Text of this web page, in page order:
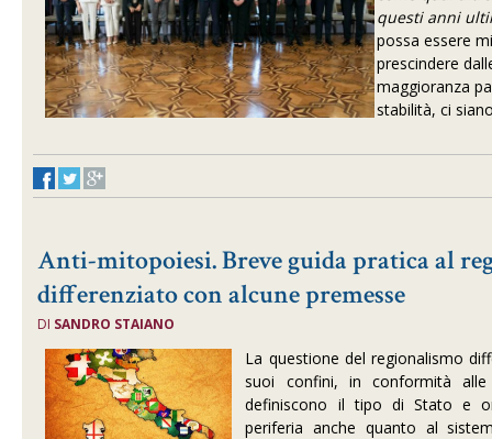
questi anni
possa essere
prescindere
maggioranza
stabilità, ci
Anti-mitopoiesi. Breve guida pratica al
differenziato con alcune premesse
DI SANDRO STAIANO
La questione del regionalismo
suoi confini, in conformità
definiscono il tipo di Stato e
periferia anche quanto al